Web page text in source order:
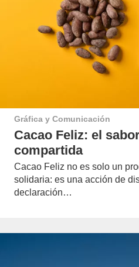
Gráfica y Comunicación
Cacao Feliz: el
compartida
Cacao Feliz no es solo un
solidaria: es una acción de
declaración…